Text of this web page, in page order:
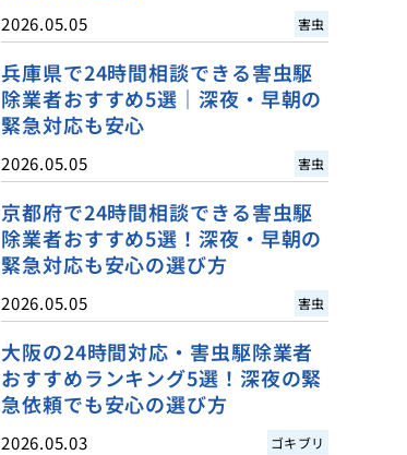
2026.05.05 害虫
兵庫県で24時間相談できる害虫駆
除業者おすすめ5選｜深夜・早朝の
緊急対応も安心
2026.05.05 害虫
京都府で24時間相談できる害虫駆
除業者おすすめ5選！深夜・早朝の
緊急対応も安心の選び方
2026.05.05 害虫
大阪の24時間対応・害虫駆除業者
おすすめランキング5選！深夜の緊
急依頼でも安心の選び方
2026.05.03 ゴキブリ